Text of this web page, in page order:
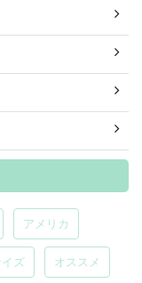
アメリカ
ズ オススメ